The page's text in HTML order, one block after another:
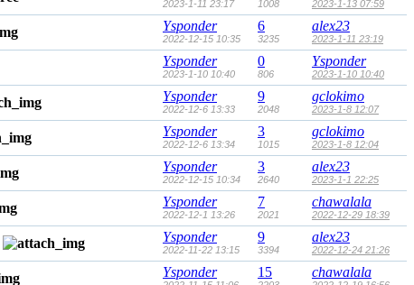
2023-1-11 23:17 1008 2023-1-13 07:59
Ysponder
2022-12-15 10:35
6
3235
alex23
2023-1-11 23:19
Ysponder
2023-1-10 10:40
0
806
Ysponder
2023-1-10 10:40
Ysponder
2022-12-6 13:33
9
2048
gclokimo
2023-1-8 12:07
Ysponder
2022-12-6 13:34
3
1015
gclokimo
2023-1-8 12:04
Ysponder
2022-12-15 10:34
3
2640
alex23
2023-1-1 22:25
Ysponder
2022-12-1 13:26
7
2021
chawalala
2022-12-29 18:39
Ysponder
2022-11-22 13:15
9
3394
alex23
2022-12-24 21:26
Ysponder 15 chawalala